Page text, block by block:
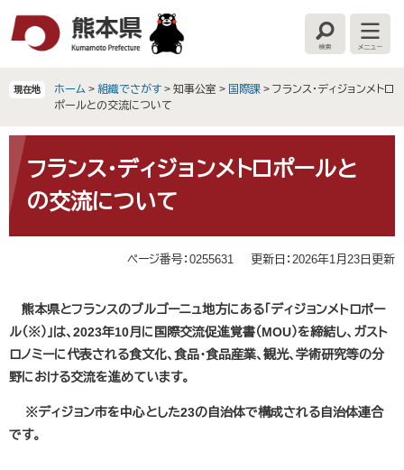
文
へ
検
索
メ
ニ
ー
現在地 ホーム > 組織でさがす > 知事公室 > 国際課 > フランス・ディジョンメトロ
ポールとの交流について
文 フランス・ディジョンメトロポールと
の交流について
ページ番号：0255631 更新日：2026年1月23日更新
熊本県とフランスのブルゴーニュ地方にある「ディジョンメトロポー
ル（※）」は、2023年10月に国際交流促進覚書（MOU）を締結し、ガスト
ロノミーに代表される食文化、食品・食品産業、観光、学術研究等の分
野における交流を進めています。
※ディジョン市を中心とした23の自治体で構成される自治体連合
です。